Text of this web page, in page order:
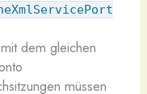
dem gleichen
müssen